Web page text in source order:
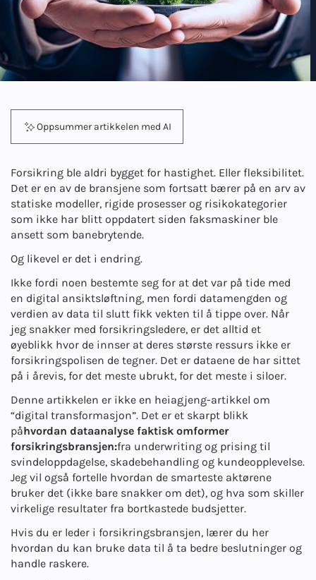
Oppsummer artikkelen med AI
Forsikring ble aldri bygget for hastighet. Eller fleksibilitet.
Det er en av de bransjene som fortsatt bærer på en arv av
statiske modeller, rigide prosesser og risikokategorier
som ikke har blitt oppdatert siden faksmaskiner ble
ansett som banebrytende.
Og likevel er det i endring.
Ikke fordi noen bestemte seg for at det var på tide med
en digital ansiktsløftning, men fordi datamengden og
verdien av data til slutt fikk vekten til å tippe over. Når
jeg snakker med forsikringsledere, er det alltid et
øyeblikk hvor de innser at deres største ressurs ikke er
forsikringspolisen de tegner. Det er dataene de har sittet
på i årevis, for det meste ubrukt, for det meste i siloer.
Denne artikkelen er ikke en heiagjeng-artikkel om
“digital transformasjon”. Det er et skarpt blikk
påhvordan dataanalyse faktisk omformer
forsikringsbransjen:fra underwriting og prising til
svindeloppdagelse, skadebehandling og kundeopplevelse.
Jeg vil også fortelle hvordan de smarteste aktørene
bruker det (ikke bare snakker om det), og hva som skiller
virkelige resultater fra bortkastede budsjetter.
Hvis du er leder i forsikringsbransjen, lærer du her
hvordan du kan bruke data til å ta bedre beslutninger og
handle raskere.